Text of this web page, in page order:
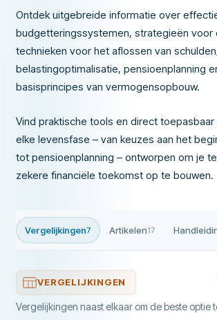
Ontdek uitgebreide informatie over
budgetteringssystemen, strategieën voor
technieken voor het aflossen van
belastingoptimalisatie, pensioenplanning
basisprincipes van vermogensopbouw.
Vind praktische tools en direct
elke levensfase – van keuzes aan het
tot pensioenplanning – ontworpen om je
zekere financiële toekomst op te bouwen.
Vergelijkingen7 Artikelen17
VERGELIJKINGEN
Vergelijkingen naast elkaar om de beste optie